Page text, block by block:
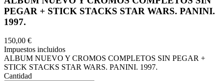
PEGAR + STICK STACKS STAR WARS. PANINI.
1997.
150,00 €
Impuestos incluidos
ALBUM NUEVO Y CROMOS COMPLETOS SIN PEGAR +
STICK STACKS STAR WARS. PANINI. 1997.
Cantidad